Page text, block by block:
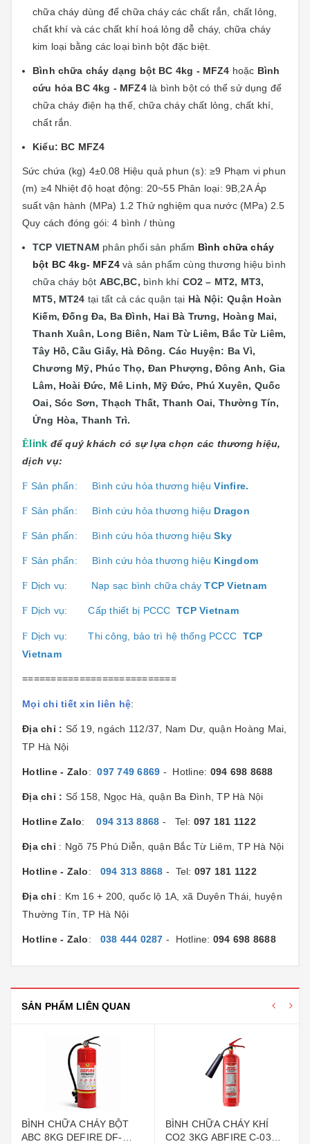
chữa cháy dùng để chữa cháy các chất rắn, chất lỏng,
chất khí và các chất khí hoá lỏng dễ cháy, chữa cháy
kim loại bằng các loại bình bột đặc biệt.
Bình chữa cháy dạng bột BC 4kg - MFZ4 hoặc Bình
cứu hỏa BC 4kg - MFZ4 là bình bột có thể sử dụng để
chữa cháy điện hạ thế, chữa cháy chất lỏng, chất khí,
chất rắn.
Kiểu: BC MFZ4
Sức chứa (kg) 4±0.08 Hiệu quả phun (s): ≥9 Phạm vi phun
(m) ≥4 Nhiệt độ hoạt động: 20~55 Phân loại: 9B,2A Áp
suất vận hành (MPa) 1.2 Thử nghiệm qua nước (MPa) 2.5
Quy cách đóng gói: 4 bình / thùng
TCP VIETNAM phân phối sản phẩm Bình chữa cháy
bột BC 4kg- MFZ4và sản phẩm cùng thương hiệu bình
chữa cháy bột ABC,BC, bình khí CO2 – MT2, MT3,
MT5, MT24 tại tất cả các quận tại Hà Nội: Quận Hoàn
Kiếm, Đống Đa, Ba Đình, Hai Bà Trưng, Hoàng Mai,
Thanh Xuân, Long Biên, Nam Từ Liêm, Bắc Từ Liêm,
Tây Hồ, Cầu Giấy, Hà Đông. Các Huyện: Ba Vì,
Chương Mỹ, Phúc Thọ, Đan Phượng, Đông Anh, Gia
Lâm, Hoài Đức, Mê Linh, Mỹ Đức, Phú Xuyên, Quốc
Oai, Sóc Sơn, Thạch Thất, Thanh Oai, Thường Tín,
Ứng Hòa, Thanh Trì.
Ê link để quý khách có sự lựa chọn các thương hiệu,
dịch vụ:
F Sản phẩn: Bình cứu hỏa thương hiệuVinfire.
F Sản phẩn: Bình cứu hỏa thương hiệu Dragon
F Sản phẩn: Bình cứu hỏa thương hiệuSky
F Sản phẩn: Bình cứu hỏa thương hiệu Kingdom
F Dịch vụ: Nạp sạc bình chữa cháyTCP Vietnam
F Dịch vụ:Cấp thiết bị PCCC TCP Vietnam
F Dịch vụ:Thi công, bảo trì hệ thống PCCC TCP
Vietnam
===========================
Mọi chi tiết xin liên hệ:
Địa chỉ : Số 19, ngách 112/37, Nam Dư, quận Hoàng Mai,
TP Hà Nội
Hotline - Zalo:097 749 6869 - Hotline: 094 698 8688
Địa chỉ : Số 158, Ngọc Hà, quận Ba Đình, TP Hà Nội
Hotline Zalo:094 313 8868 - Tel: 097 181 1122
Địa chỉ : Ngõ 75 Phú Diễn, quận Bắc Từ Liêm, TP Hà Nội
Hotline - Zalo: 094 313 8868 - Tel: 097 181 1122
Địa chỉ : Km 16 + 200, quốc lộ 1A, xã Duyên Thái, huyện
Thường Tín, TP Hà Nội
Hotline - Zalo: 038 444 0287 - Hotline: 094 698 8688
SẢN PHẨM LIÊN QUAN
BÌNH CHỮA CHÁY BỘT
ABC 8KG DEFIRE DF-
BÌNH CHỮA CHÁY KHÍ
CO2 3KG ABFIRE C-03